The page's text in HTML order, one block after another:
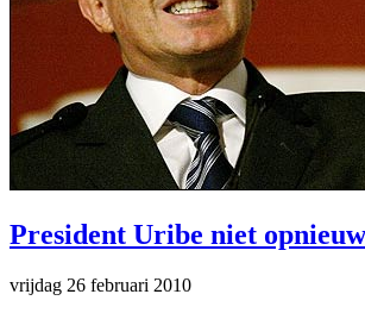
President Uribe niet
vrijdag 26 februari 2010